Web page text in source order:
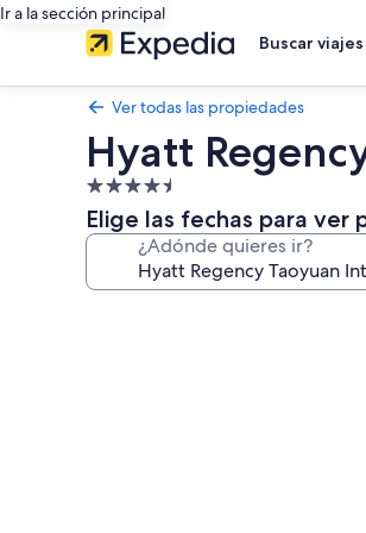
Ir a la sección principal
Buscar viajes
Ver todas las propiedades
Hyatt
Propiedad
de
4.5
estrellas
Elige las fechas para ver
¿Adónde quieres ir?